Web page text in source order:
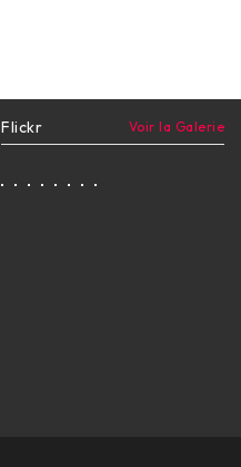
Flickr Voir la Galerie